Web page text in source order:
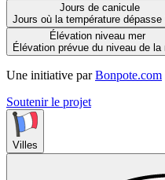
Jours de canicule
Jours où la température dépasse
Élévation niveau mer
Élévation prévue du niveau de la
Une initiative par Bonpote.com
Soutenir le projet
Villes